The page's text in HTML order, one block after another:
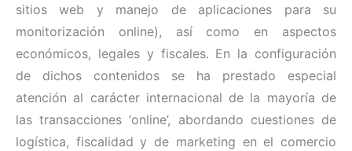
sitios web y manejo de aplicaciones para su
monitorización online), así como en aspectos
económicos, legales y fiscales. En la configuración
de dichos contenidos se ha prestado especial
atención al carácter internacional de la mayoría de
las transacciones ‘online’, abordando cuestiones de
logística, fiscalidad y de marketing en el comercio